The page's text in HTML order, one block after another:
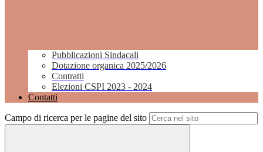
Pubblicazioni Sindacali
Dotazione organica 2025/2026
Contratti
Elezioni CSPI 2023 - 2024
Contatti
Campo di ricerca per le pagine del sito